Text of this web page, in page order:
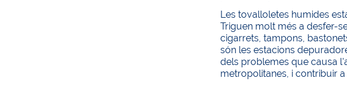
Les tovalloletes humides
Triguen molt més a desfer-
cigarrets, tampons,
són les estacions
dels problemes que causa
metropolitanes, i contribuir